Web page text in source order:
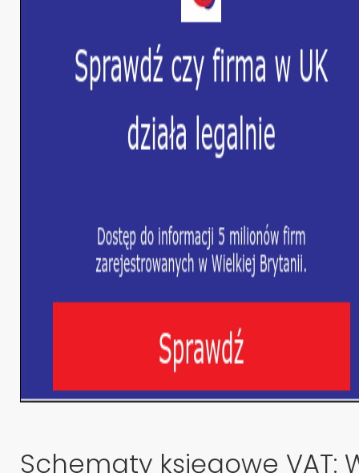
Schematy księgowe VAT: